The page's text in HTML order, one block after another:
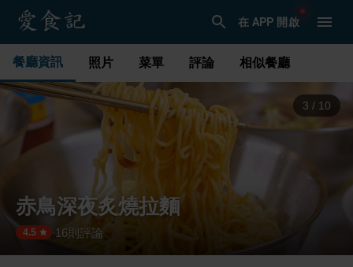
在 APP 開啟
餐廳資訊 照片 菜單 評論 相似餐廳
4 / 10
赤鳥深夜炙燒拉麵
4.5 ·16則評論